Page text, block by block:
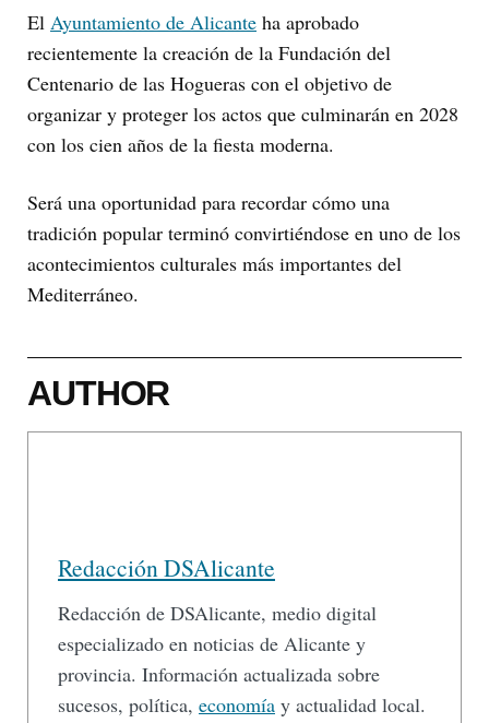
El Ayuntamiento de Alicante ha aprobado
recientemente la creación de la Fundación del
Centenario de las Hogueras con el objetivo de
organizar y proteger los actos que culminarán en 2028
con los cien años de la fiesta moderna.
Será una oportunidad para recordar cómo una
tradición popular terminó convirtiéndose en uno de los
acontecimientos culturales más importantes del
Mediterráneo.
AUTHOR
Redacción DSAlicante
Redacción de DSAlicante, medio digital
especializado en noticias de Alicante y
provincia. Información actualizada sobre
sucesos, política, economía y actualidad local.